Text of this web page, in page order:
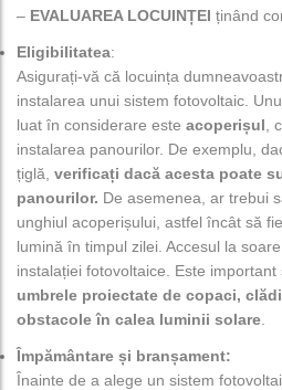
– EVALUAREA LOCUINȚEI ținând
Eligibilitatea:
Asigurați-vă că locuința
instalarea unui sistem fotovoltaic.
luat în considerare este acoperișul ,
instalarea panourilor. De exemplu,
țiglă, verificați dacă acesta poate
panourilor. De asemenea, ar trebui
unghiul acoperișului, astfel încât să
lumină în timpul zilei. Accesul la
instalației fotovoltaice. Este
umbrele proiectate de copaci,
obstacole în calea luminii solare
Împământare și branșament:
Înainte de a alege un sistem